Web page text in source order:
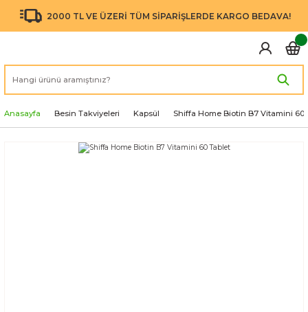
2000 TL VE ÜZERİ TÜM SİPARİŞLERDE KARGO BEDAVA!
Anasayfa Besin Takviyeleri Kapsül Shiffa Home Biotin B7 Vitamini 60